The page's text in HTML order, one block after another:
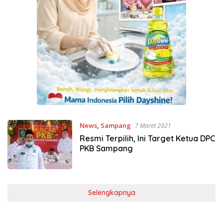
News, Sampang 7 Maret 2021
Resmi Terpilih, Ini Target Ketua DPC
PKB Sampang
Selengkapnya